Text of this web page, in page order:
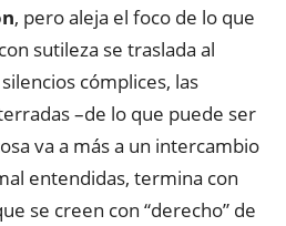
, pero aleja el foco de lo que
sutileza se traslada al
cómplices, las
–de lo que puede ser
va a más a un intercambio
entendidas, termina con
se creen con “derecho” de